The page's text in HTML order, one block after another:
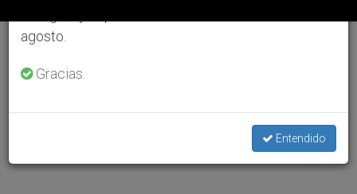
agosto.
Gracias.
Entendido